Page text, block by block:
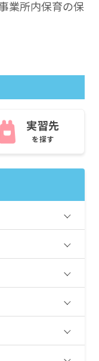
業所内保育の保
実習先
を探す